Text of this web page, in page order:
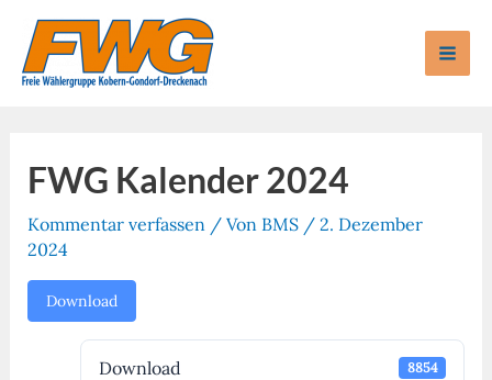
Inhalt
springen
FWG Kalender 2024
Kommentar verfassen / Von BMS / 2. Dezember
2024
Download
Download 8854